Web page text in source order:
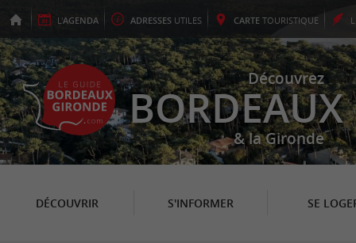
L'AGENDA ADRESSES UTILES CARTE TOURISTIQUE
Découvrez
BORDEAUX
& la Gironde
DÉCOUVRIR S'INFORMER SE